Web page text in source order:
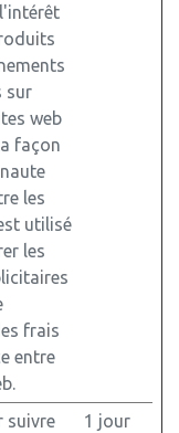
sur
web
façon
les
utilisé
les
frais
entre
suivre
1 jour